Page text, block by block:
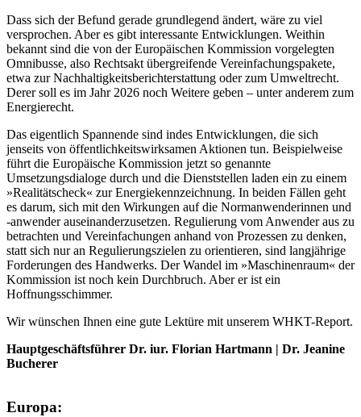
Dass sich der Befund gerade grundlegend ändert, wäre zu viel
versprochen. Aber es gibt interessante Entwicklungen. Weithin
bekannt sind die von der Europäischen Kommission vorgelegten
Omnibusse, also Rechtsakt übergreifende Vereinfachungspakete,
etwa zur Nachhaltigkeitsberichterstattung oder zum Umweltrecht.
Derer soll es im Jahr 2026 noch Weitere geben – unter anderem zum
Energierecht.
Das eigentlich Spannende sind indes Entwicklungen, die sich
jenseits von öffentlichkeitswirksamen Aktionen tun. Beispielweise
führt die Europäische Kommission jetzt so genannte
Umsetzungsdialoge durch und die Dienststellen laden ein zu einem
»Realitätscheck« zur Energiekennzeichnung. In beiden Fällen geht
es darum, sich mit den Wirkungen auf die Normanwenderinnen und
-anwender auseinanderzusetzen. Regulierung vom Anwender aus zu
betrachten und Vereinfachungen anhand von Prozessen zu denken,
statt sich nur an Regulierungszielen zu orientieren, sind langjährige
Forderungen des Handwerks. Der Wandel im »Maschinenraum« der
Kommission ist noch kein Durchbruch. Aber er ist ein
Hoffnungsschimmer.
Wir wünschen Ihnen eine gute Lektüre mit unserem WHKT-Report.
Hauptgeschäftsführer Dr. iur. Florian Hartmann | Dr. Jeanine
Bucherer
Europa: